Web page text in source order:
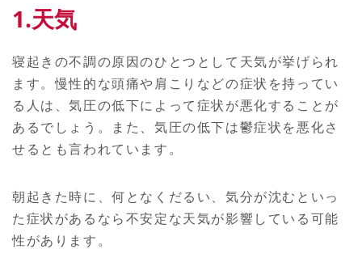
1.天気
寝起きの不調の原因のひとつとして天気が挙げられ
ます。慢性的な頭痛や肩こりなどの症状を持ってい
る人は、気圧の低下によって症状が悪化することが
あるでしょう。また、気圧の低下は鬱症状を悪化さ
せるとも言われています。
朝起きた時に、何となくだるい、気分が沈むといっ
た症状があるなら不安定な天気が影響している可能
性があります。